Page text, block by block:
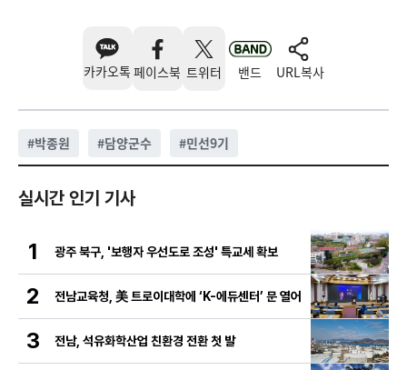
카카오톡 페이스북 트위터 밴드 URL복사
#박종원 #담양군수 #민선9기
실시간 인기 기사
1 광주 북구, '보행자 우선도로 조성' 특교세 확보
2 전남교육청, 美 트로이대학에 ‘K-에듀센터’ 문 열어
3 전남, 석유화학산업 친환경 전환 첫 발